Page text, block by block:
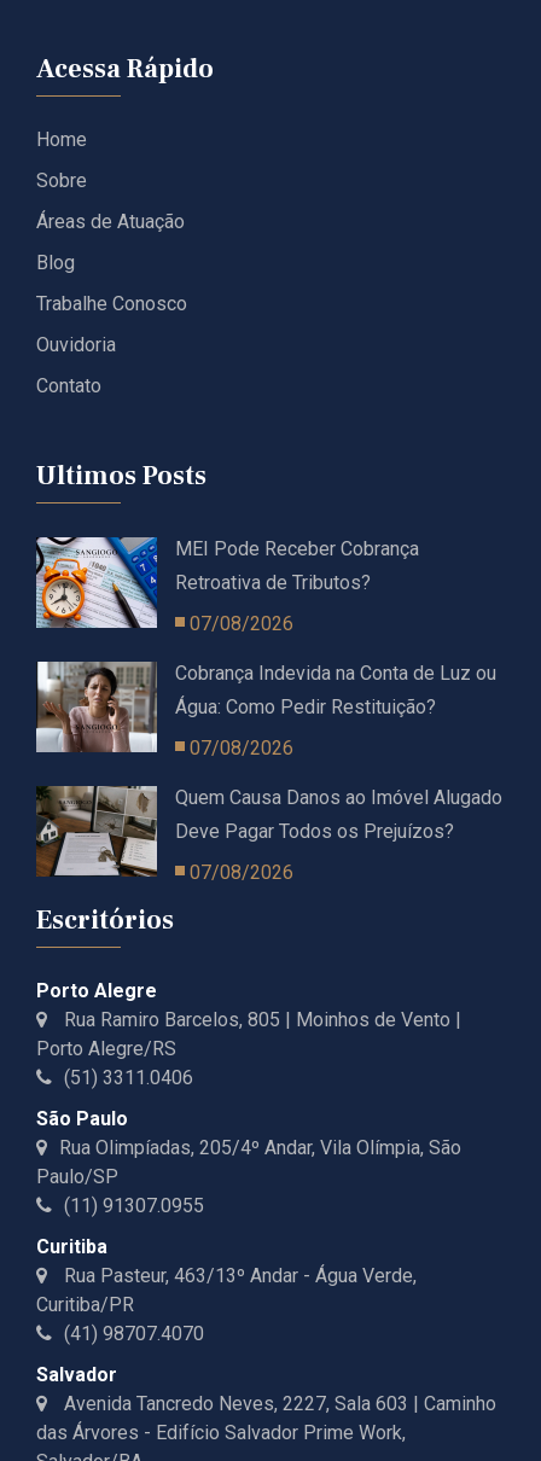
Acessa Rápido
Home
Sobre
Áreas de Atuação
Blog
Trabalhe Conosco
Ouvidoria
Contato
Ultimos Posts
MEI Pode Receber Cobrança
Retroativa de Tributos?
07/08/2026
Cobrança Indevida na Conta de Luz ou
Água: Como Pedir Restituição?
07/08/2026
Quem Causa Danos ao Imóvel Alugado
Deve Pagar Todos os Prejuízos?
07/08/2026
Escritórios
Porto Alegre
Rua Ramiro Barcelos, 805 | Moinhos de Vento |
Porto Alegre/RS
(51) 3311.0406
São Paulo
Rua Olimpíadas, 205/4º Andar, Vila Olímpia, São
Paulo/SP
(11) 91307.0955
Curitiba
Rua Pasteur, 463/13º Andar - Água Verde,
Curitiba/PR
(41) 98707.4070
Salvador
Avenida Tancredo Neves, 2227, Sala 603 | Caminho
das Árvores - Edifício Salvador Prime Work,